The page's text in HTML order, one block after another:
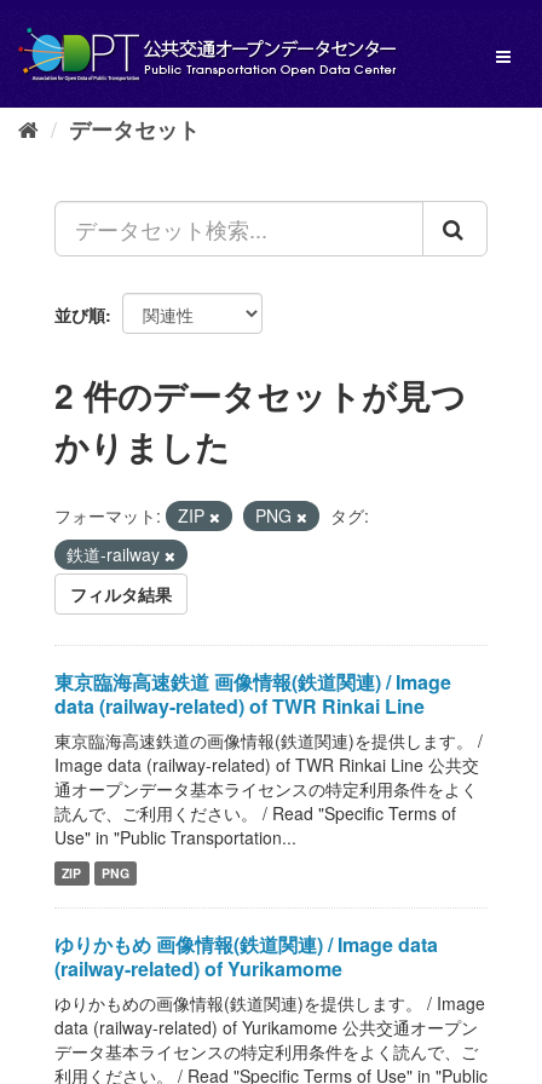
し
データセット
並び順
2 件のデータセットが見つ
かりました
フォーマット: ZIP PNG
タグ:
鉄道-railway
フィルタ結果
東京臨海高速鉄道 画像情報(鉄道関連) / Image
data (railway-related) of TWR Rinkai Line
東京臨海高速鉄道の画像情報(鉄道関連)を提供します。 /
Image data (railway-related) of TWR Rinkai Line 公共交
通オープンデータ基本ライセンスの特定利用条件をよく
読んで、ご利用ください。 / Read "Specific Terms of
Use" in "Public Transportation...
ZIP PNG
ゆりかもめ 画像情報(鉄道関連) / Image data
(railway-related) of Yurikamome
ゆりかもめの画像情報(鉄道関連)を提供します。 / Image
data (railway-related) of Yurikamome 公共交通オープン
データ基本ライセンスの特定利用条件をよく読んで、ご
利用ください。 / Read "Specific Terms of Use" in "Public